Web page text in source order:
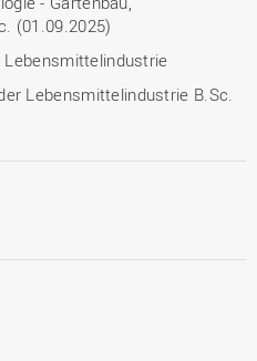
(01.09.2025)
Lebensmittelindustrie B.Sc.